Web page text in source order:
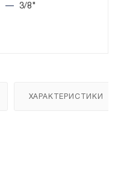
— 3/8"
ХАРАКТЕРИСТИКИ